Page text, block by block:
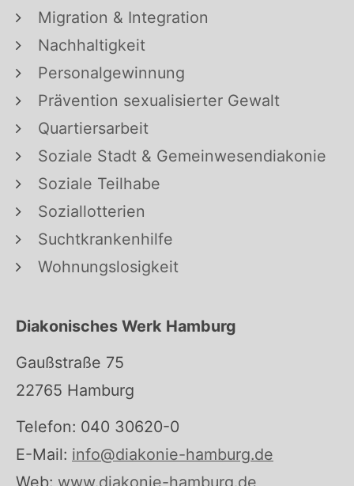
Migration & Integration
Nachhaltigkeit
Personalgewinnung
Prävention sexualisierter Gewalt
Quartiersarbeit
Soziale Stadt & Gemeinwesendiakonie
Soziale Teilhabe
Soziallotterien
Suchtkrankenhilfe
Wohnungslosigkeit
Diakonisches Werk Hamburg
Gaußstraße 75
22765 Hamburg
Telefon: 040 30620-0
E-Mail: info@diakonie-hamburg.de
Web: www.diakonie-hamburg.de